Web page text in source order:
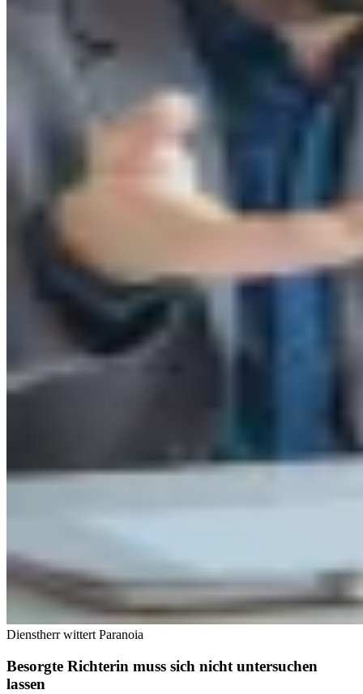
Dienstherr wittert Paranoia
Besorgte Richterin muss sich nicht untersuchen
lassen